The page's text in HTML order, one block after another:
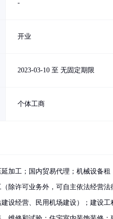
-
开业
2023-03-10 至 无固定期限
个体工商
加工；国内贸易代理；机械设备租
除许可业务外，可自主依法经营法
设经营、民用机场建设）；建设工